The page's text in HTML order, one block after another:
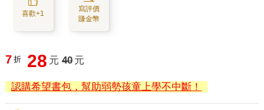
喜歡+1
寫評價
賺金幣
7 折 28 元 40 元
認購希望書包，幫助弱勢孩童上學不中斷！